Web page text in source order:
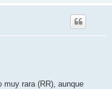
muy rara (RR), aunque